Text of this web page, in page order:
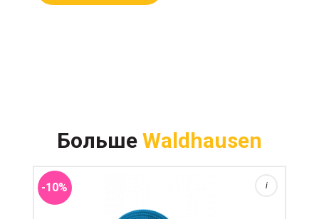
Больше Waldhausen
-10%
Используется для тренировок на кордовом кругу, так
же в качестве подстраховки новичков или для
i